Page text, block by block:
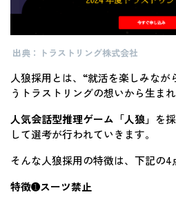
出典：トラストリング株式会社
人狼採用とは、“就活を楽しみな
うトラストリングの想いから生まれ
人気会話型推理ゲーム「人狼」 を
して選考が行われていきます。
そんな人狼採用の特徴は、下記の4
特徴➊スーツ禁止